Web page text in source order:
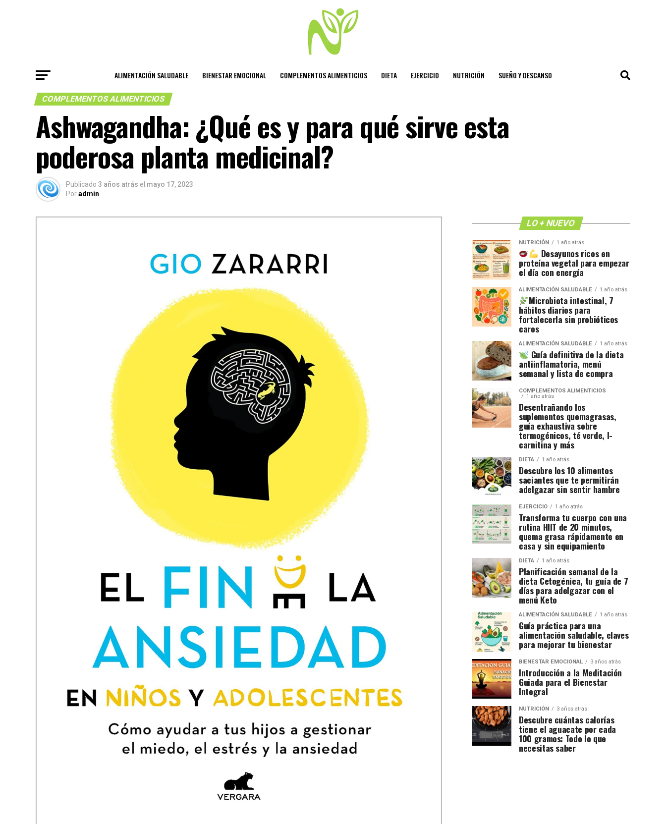
ALIMENTACIÓN SALUDABLE BIENESTAR EMOCIONAL COMPLEMENTOS ALIMENTICIOS DIETA EJERCICIO NUTRICIÓN SUEÑO Y DESCANSO
COMPLEMENTOS ALIMENTICIOS
Ashwagandha: ¿Qué es y para qué sirve esta
poderosa planta medicinal?
Publicado 3 años atrás el mayo 17, 2023
Poradmin
LO + NUEVO
NUTRICIÓN 1 año atrás
Desayunos ricos en
proteína vegetal para empezar
el día con energía
ALIMENTACIÓN SALUDABLE 1 año atrás
Microbiota intestinal, 7
hábitos diarios para
fortalecerla sin probióticos
caros
ALIMENTACIÓN SALUDABLE 1 año atrás
Guía definitiva de la dieta
antiinflamatoria, menú
semanal y lista de compra
COMPLEMENTOS ALIMENTICIOS
1 año atrás
Desentrañando los
suplementos quemagrasas,
guía exhaustiva sobre
termogénicos, té verde, l-
carnitina y más
DIETA 1 año atrás
Descubre los 10 alimentos
saciantes que te permitirán
adelgazar sin sentir hambre
EJERCICIO 1 año atrás
Transforma tu cuerpo con una
rutina HIIT de 20 minutos,
quema grasa rápidamente en
casa y sin equipamiento
DIETA 1 año atrás
Planificación semanal de la
dieta Cetogénica, tu guía de 7
días para adelgazar con el
menú Keto
ALIMENTACIÓN SALUDABLE 1 año atrás
Guía práctica para una
alimentación saludable, claves
para mejorar tu bienestar
BIENESTAR EMOCIONAL 3 años atrás
Introducción a la Meditación
Guiada para el Bienestar
Integral
NUTRICIÓN 3 años atrás
Descubre cuántas calorías
tiene el aguacate por cada
100 gramos: Todo lo que
necesitas saber